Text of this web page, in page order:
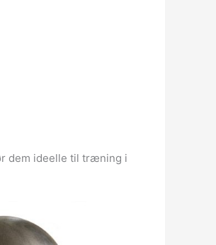
dem ideelle til træning i